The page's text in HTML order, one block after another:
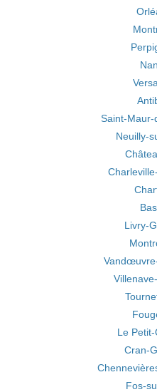
Saint-Maur-
Neuilly-
Livry-
Le
Cran-
Fos-